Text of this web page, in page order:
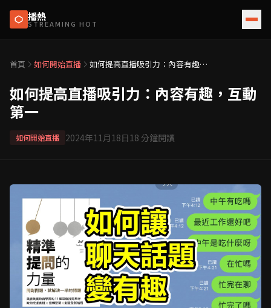
播熱
STREAMING HOT
首頁 如何開始直播
如何提高直播吸引力：內容有趣，
如何提高直播吸引力：內容有趣，互動
第一
如何開始直播 2024年11月18日18 分鐘閱讀